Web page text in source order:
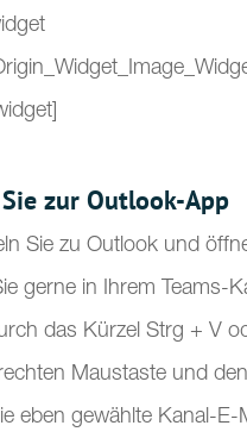
zur Outlook-App
Sie zu Outlook und
gerne in Ihrem Teams-
das Kürzel Strg + V
Maustaste und
eben gewählte Kanal-